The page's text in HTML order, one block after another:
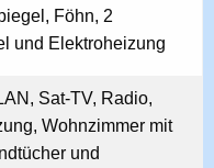
Föhn, 2
und Elektroheizung
Sat-TV, Radio,
Wohnzimmer mit
und